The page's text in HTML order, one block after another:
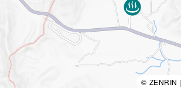
© ZENRIN |